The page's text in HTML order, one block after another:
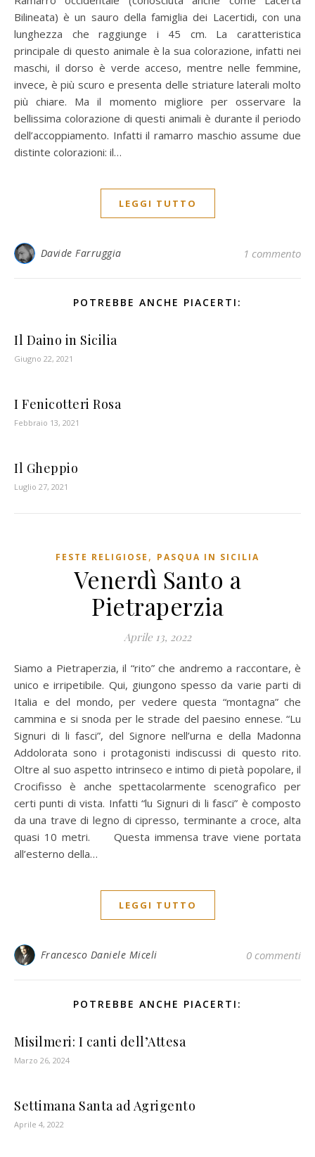
Bilineata) è un sauro della famiglia dei Lacertidi, con una
lunghezza che raggiunge i 45 cm. La caratteristica
principale di questo animale è la sua colorazione, infatti nei
maschi, il dorso è verde acceso, mentre nelle femmine,
invece, è più scuro e presenta delle striature laterali molto
più chiare. Ma il momento migliore per osservare la
bellissima colorazione di questi animali è durante il periodo
dell’accoppiamento. Infatti il ramarro maschio assume due
distinte colorazioni: il…
LEGGI TUTTO
Davide Farruggia 1 commento
POTREBBE ANCHE PIACERTI:
Il Daino in Sicilia
Giugno 22, 2021
I Fenicotteri Rosa
Febbraio 13, 2021
Il Gheppio
Luglio 27, 2021
FESTE RELIGIOSE , PASQUA IN SICILIA
Venerdì Santo a
Pietraperzia
Aprile 13, 2022
Siamo a Pietraperzia, il “rito” che andremo a raccontare, è
unico e irripetibile. Qui, giungono spesso da varie parti di
Italia e del mondo, per vedere questa “montagna” che
cammina e si snoda per le strade del paesino ennese. “Lu
Signuri di li fasci”, del Signore nell’urna e della Madonna
Addolorata sono i protagonisti indiscussi di questo rito.
Oltre al suo aspetto intrinseco e intimo di pietà popolare, il
Crocifisso è anche spettacolarmente scenografico per
certi punti di vista. Infatti “lu Signuri di li fasci” è composto
da una trave di legno di cipresso, terminante a croce, alta
quasi 10 metri. Questa immensa trave viene portata
all’esterno della…
LEGGI TUTTO
Francesco Daniele Miceli 0 commenti
POTREBBE ANCHE PIACERTI:
Misilmeri: I canti dell’Attesa
Marzo 26, 2024
Settimana Santa ad Agrigento
Aprile 4, 2022